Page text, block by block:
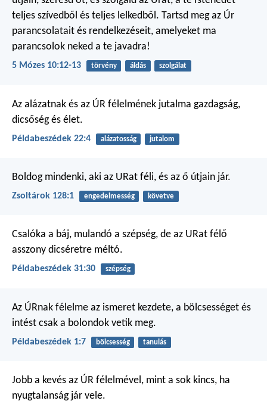
teljes szívedből és teljes lelkedből. Tartsd meg az Úr
parancsolatait és rendelkezéseit, amelyeket ma
parancsolok neked a te javadra!
5 Mózes 10:12-13 törvény áldás szolgálat
Az alázatnak és az ÚR félelmének jutalma gazdagság,
dicsőség és élet.
Példabeszédek 22:4 alázatosság jutalom
Boldog mindenki, aki az URat féli, és az ő útjain jár.
Zsoltárok 128:1 engedelmesség követve
Csalóka a báj, mulandó a szépség, de az URat félő
asszony dicséretre méltó.
Példabeszédek 31:30 szépség
Az ÚRnak félelme az ismeret kezdete, a bölcsességet és
intést csak a bolondok vetik meg.
Példabeszédek 1:7 bölcsesség tanulás
Jobb a kevés az ÚR félelmével, mint a sok kincs, ha
nyugtalanság jár vele.